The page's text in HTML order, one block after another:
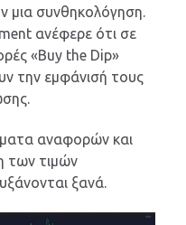
μια συνθηκολόγηση.
ανέφερε ότι σε
«Buy the Dip»
την εμφάνισή τους
αναφορών και
των τιμών
ξανά.